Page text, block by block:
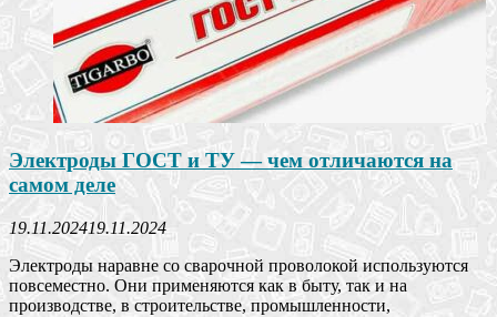
Электроды ГОСТ и ТУ — чем отличаются на
самом деле
19.11.202419.11.2024
Электроды наравне со сварочной проволокой используются
повсеместно. Они применяются как в быту, так и на
производстве, в строительстве, промышленности,